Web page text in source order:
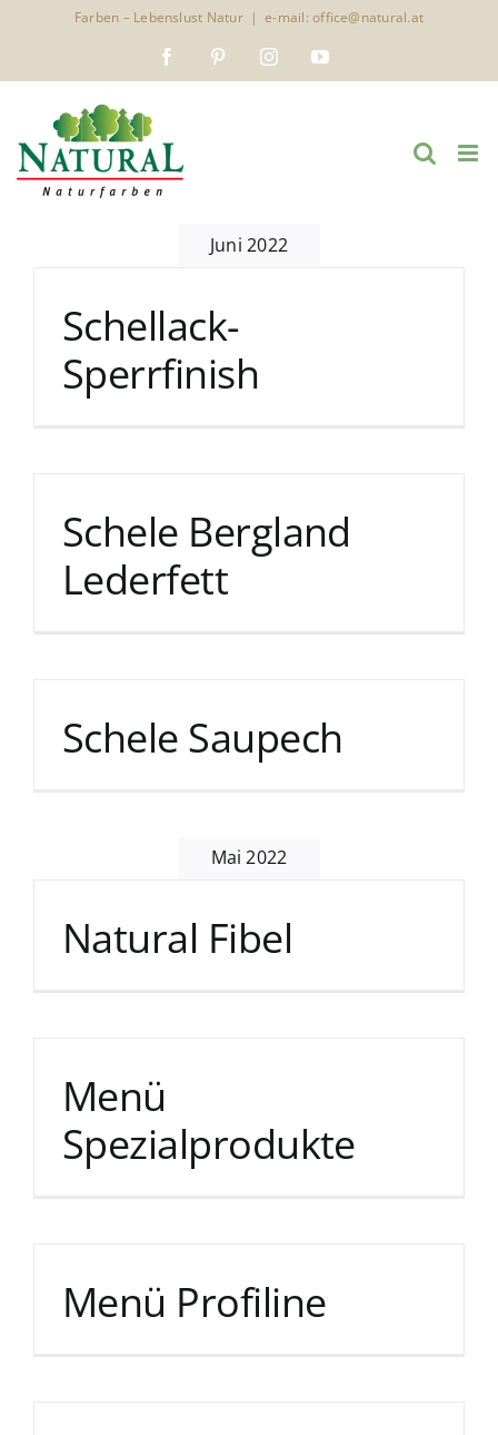
Farben – Lebenslust Natur | e-mail: office@natural.at
FacebookPinterestInstagramYouTube
Juni 2022
Schellack-
Sperrfinish
Schele Bergland
Lederfett
Schele Saupech
Mai 2022
Natural Fibel
Menü
Spezialprodukte
Menü Profiline